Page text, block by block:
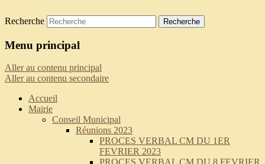
Saint-Pierre-de-Curtille
Recherche
Menu principal
Aller au contenu principal
Aller au contenu secondaire
Accueil
Mairie
Conseil Municipal
Réunions 2023
PROCES VERBAL CM DU 1ER
FEVRIER 2023